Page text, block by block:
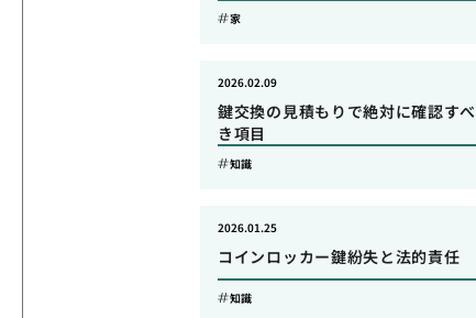
家
鍵交換の見積もりで絶対に確認すべ
き項目
2026.02.09
知識
コインロッカー鍵紛失と法的責任
2026.01.25
知識